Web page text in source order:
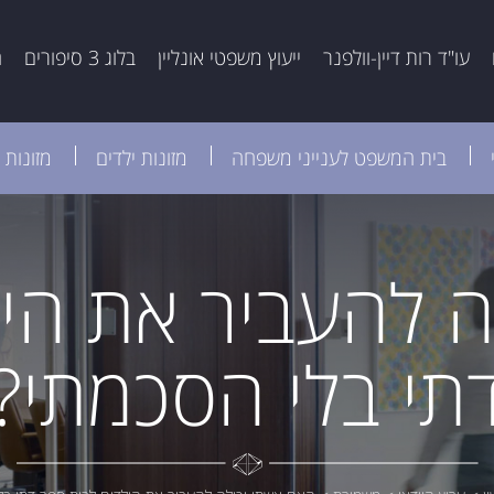
עו"ד רות דיין-וולפנר ייעוץ משפטי אונליין בלוג 3 סיפורים
בית המשפט לענייני משפחה מזונות ילדים
להעביר את
בלי